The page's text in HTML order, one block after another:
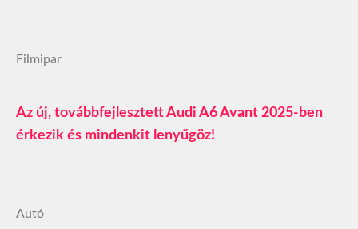
Filmipar
Az új, továbbfejlesztett Audi A6 Avant 2025-ben
érkezik és mindenkit lenyűgöz!
Autó